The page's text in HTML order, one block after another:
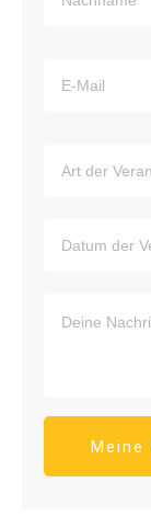
Meine